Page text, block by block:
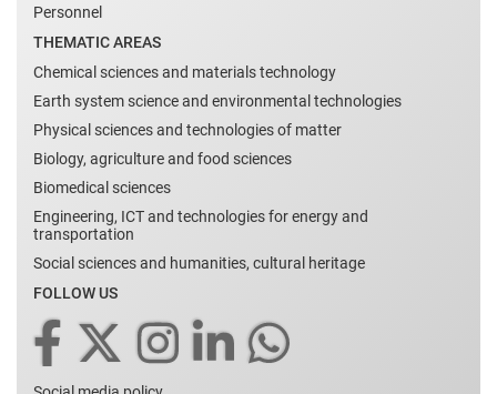
Personnel
THEMATIC AREAS
Chemical sciences and materials technology
Earth system science and environmental technologies
Physical sciences and technologies of matter
Biology, agriculture and food sciences
Biomedical sciences
Engineering, ICT and technologies for energy and
transportation
Social sciences and humanities, cultural heritage
FOLLOW US